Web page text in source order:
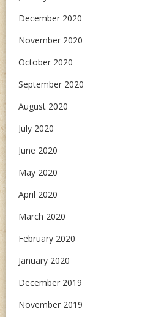
December 2020
November 2020
October 2020
September 2020
August 2020
July 2020
June 2020
May 2020
April 2020
March 2020
February 2020
January 2020
December 2019
November 2019